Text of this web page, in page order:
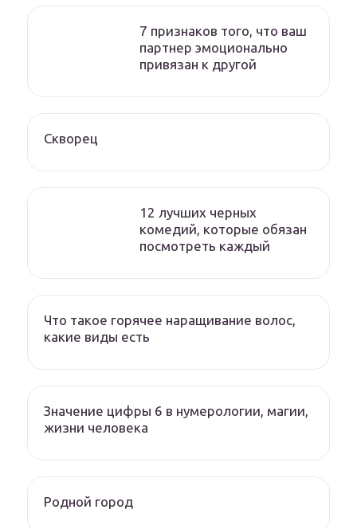
7 признаков того, что ваш
партнер эмоционально
привязан к другой
Скворец
12 лучших черных
комедий, которые обязан
посмотреть каждый
Что такое горячее наращивание волос,
какие виды есть
Значение цифры 6 в нумерологии, магии,
жизни человека
Родной город